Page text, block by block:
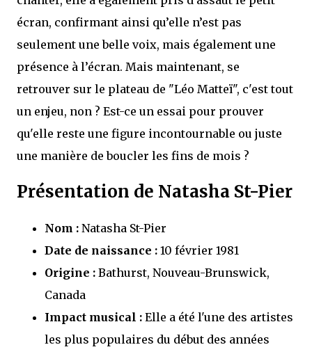
écran, confirmant ainsi qu’elle n’est pas
seulement une belle voix, mais également une
présence à l’écran. Mais maintenant, se
retrouver sur le plateau de "Léo Matteï", c'est tout
un enjeu, non ? Est-ce un essai pour prouver
qu'elle reste une figure incontournable ou juste
une manière de boucler les fins de mois ?
Présentation de Natasha St-Pier
Nom : Natasha St-Pier
Date de naissance : 10 février 1981
Origine : Bathurst, Nouveau-Brunswick,
Canada
Impact musical : Elle a été l'une des artistes
les plus populaires du début des années